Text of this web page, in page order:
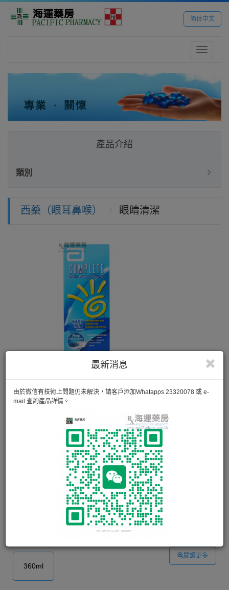
简体中文
Toggle
最新消息
由於微信有技術上問題仍未解決，請客戶添加Whatapps 23320078 或 e-
mail 查詢產品詳情。
產品介紹
類別
西藥（眼耳鼻喉） 眼睛清潔
COMPLETE ® 多功能隱形眼鏡
藥水 COMPLETE Multi-Purpose
COMPLETE ® 多功能隱形眼鏡藥水具備清潔、 沖洗、
消毒、儲存、 自動除. . . . . .
閱讀更多
360ml